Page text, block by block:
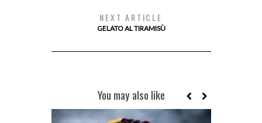
NEXT ARTICLE
GELATO AL TIRAMISÙ
You may also like